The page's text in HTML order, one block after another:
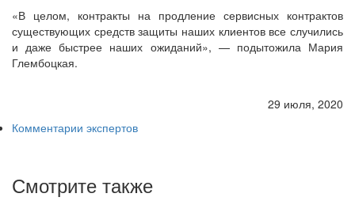
«В целом, контракты на продление сервисных контрактов
существующих средств защиты наших клиентов все случились
и даже быстрее наших ожиданий», — подытожила Мария
Глембоцкая.
29 июля, 2020
Комментарии экспертов
Смотрите также